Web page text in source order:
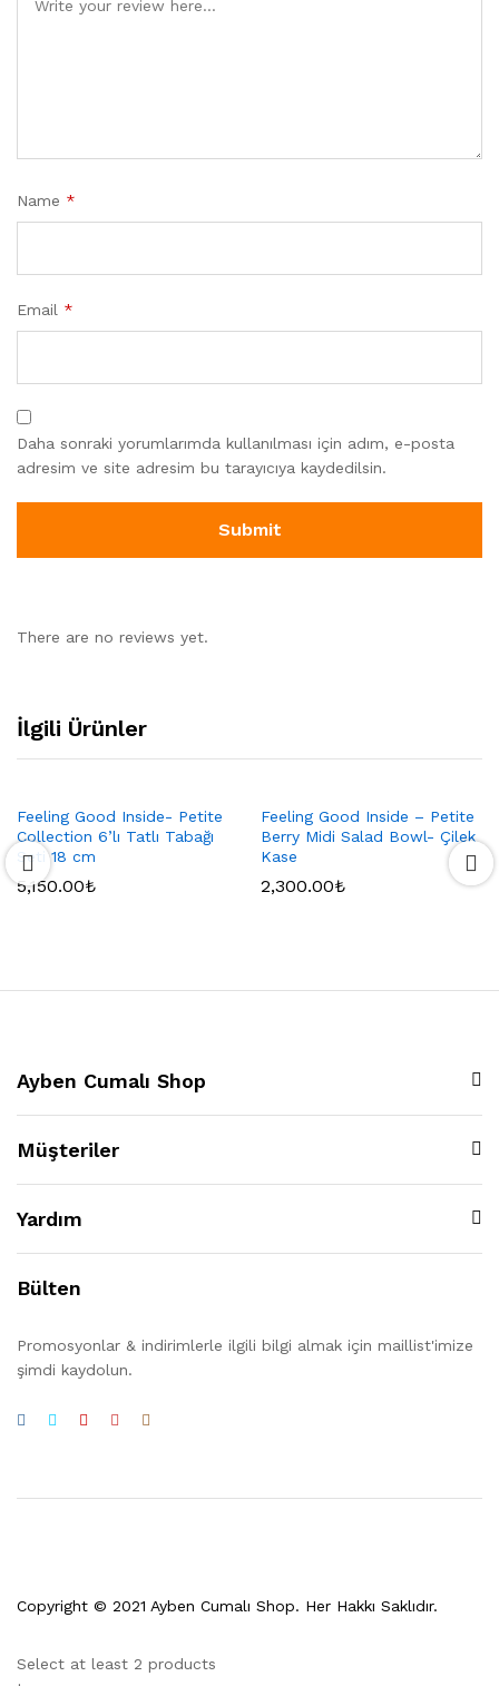
Name *
Email *
Daha sonraki yorumlarımda kullanılması için adım, e-posta
adresim ve site adresim bu tarayıcıya kaydedilsin.
There are no reviews yet.
İlgili Ürünler
Feeling Good Inside- Petite
Collection 6’lı Tatlı Tabağı
Seti 18 cm
5,150.00₺
Feeling Good Inside – Petite
Berry Midi Salad Bowl- Çilek
Kase
2,300.00₺
Ayben Cumalı Shop
Müşteriler
Yardım
Bülten
Promosyonlar & indirimlerle ilgili bilgi almak için maillist'imize
şimdi kaydolun.
Copyright © 2021 Ayben Cumalı Shop. Her Hakkı Saklıdır.
Select at least 2 products